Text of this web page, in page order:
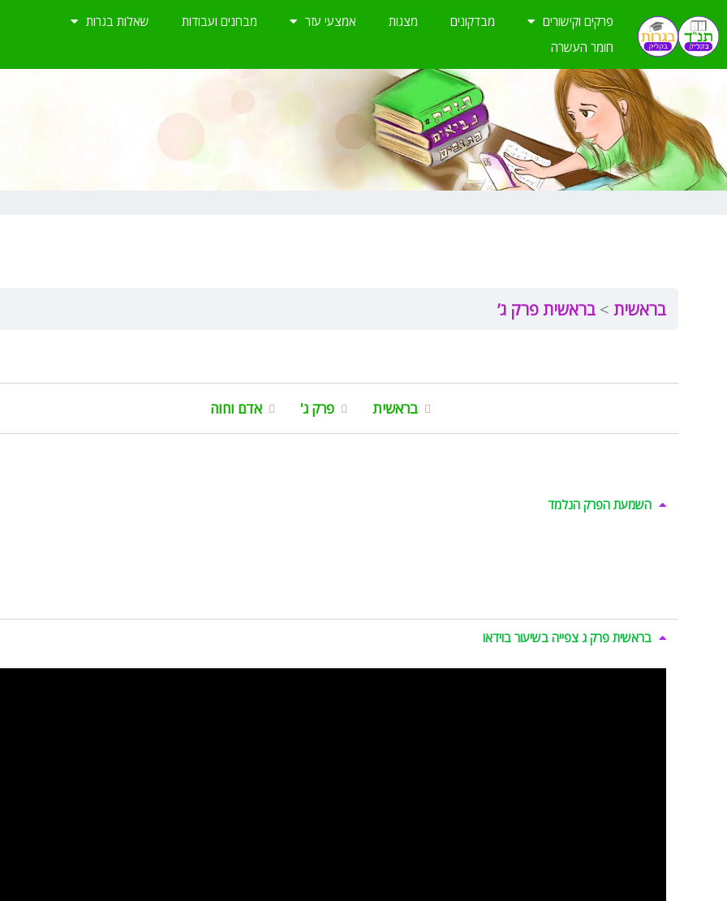
לתוכן
פרקים וקישורים מבדקונים מצגות אמצעי עזר מבחנים ועבודות
שאלות בגרות
חומר העשרה
בראשית בראשית פרק ג’
בראשית פרק ג' אדם וחוה
השמעת הפרק הנלמד
בראשית פרק ג צפייה בשיעור בוידאו